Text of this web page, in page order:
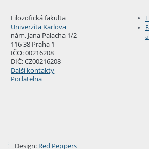
Filozofická fakulta
Univerzita Karlova
nám. Jana Palacha 1/2
116 38 Praha 1
IČO: 00216208
DIČ: CZ00216208
Další kontakty
Podatelna
Design: Red Peppers